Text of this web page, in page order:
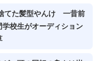
てた髪型やんけ 一昔前
校生がオーディション